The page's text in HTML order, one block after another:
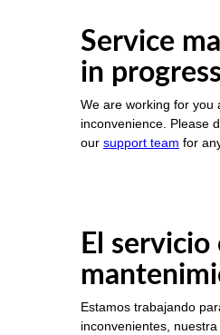
Service
in progress
We are working for you
inconvenience. Please
our support team for
El servicio
Estamos trabajando
inconvenientes, nuestra